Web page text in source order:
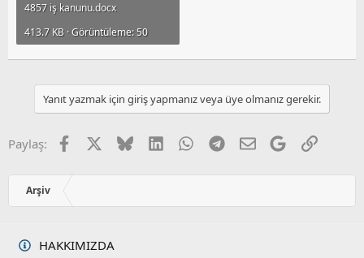
4857 iş kanunu.docx
413.7 KB · Görüntüleme: 50
Yanıt yazmak için giriş yapmanız veya üye olmanız gerekir.
Paylaş: Facebook BlueskyLinkedInWhatsApp
Telegram
E-postaGoogleLink
Arşiv
HAKKIMIZDA